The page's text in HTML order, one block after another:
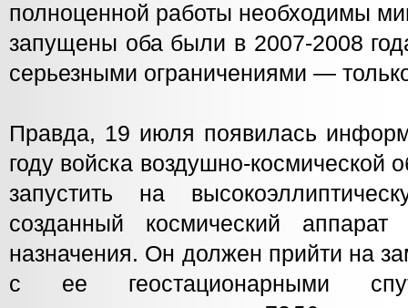
полноценной работы необходимы
запущены оба были в 2007-2008
серьезными ограничениями —
Правда, 19 июля появилась
году войска воздушно-
запустить на
созданный космический аппарат
назначения. Он должен прийти на
с ее геостационарными